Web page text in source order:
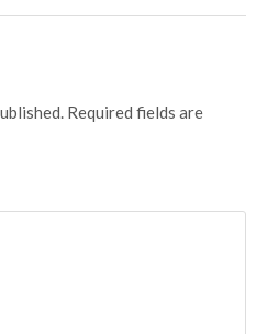
Required fields are